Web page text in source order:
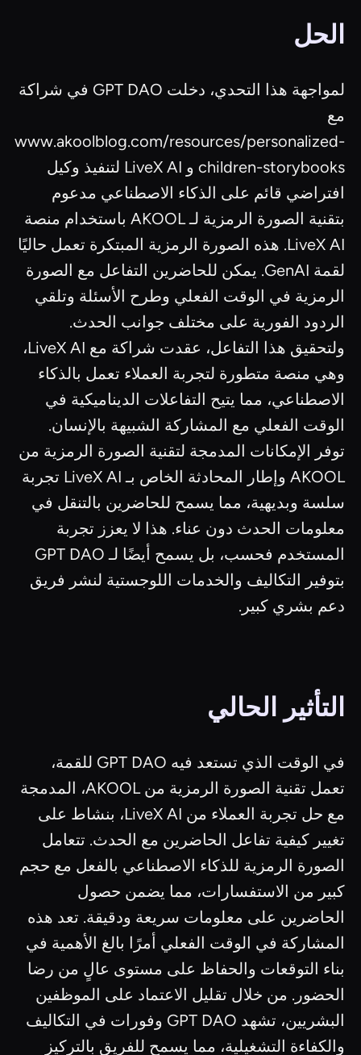
الحل
لمواجهة هذا التحدي، دخلت GPT DAO في شراكة
مع
www.akoolblog.com/resources/personalized-
children-storybooks و LiveX AI لتنفيذ وكيل
افتراضي قائم على الذكاء الاصطناعي مدعوم
بتقنية الصورة الرمزية لـ AKOOL باستخدام منصة
LiveX AI. هذه الصورة الرمزية المبتكرة تعمل حاليًا
لقمة GenAI. يمكن للحاضرين التفاعل مع الصورة
الرمزية في الوقت الفعلي وطرح الأسئلة وتلقي
الردود الفورية على مختلف جوانب الحدث.
ولتحقيق هذا التفاعل، عقدت شراكة مع LiveX AI،
وهي منصة متطورة لتجربة العملاء تعمل بالذكاء
الاصطناعي، مما يتيح التفاعلات الديناميكية في
الوقت الفعلي مع المشاركة الشبيهة بالإنسان.
توفر الإمكانات المدمجة لتقنية الصورة الرمزية من
AKOOL وإطار المحادثة الخاص بـ LiveX AI تجربة
سلسة وبديهية، مما يسمح للحاضرين بالتنقل في
معلومات الحدث دون عناء. هذا لا يعزز تجربة
المستخدم فحسب، بل يسمح أيضًا لـ GPT DAO
بتوفير التكاليف والخدمات اللوجستية لنشر فريق
دعم بشري كبير.
التأثير الحالي
في الوقت الذي تستعد فيه GPT DAO للقمة،
تعمل تقنية الصورة الرمزية من AKOOL، المدمجة
مع حل تجربة العملاء من LiveX AI، بنشاط على
تغيير كيفية تفاعل الحاضرين مع الحدث. تتعامل
الصورة الرمزية للذكاء الاصطناعي بالفعل مع حجم
كبير من الاستفسارات، مما يضمن حصول
الحاضرين على معلومات سريعة ودقيقة. تعد هذه
المشاركة في الوقت الفعلي أمرًا بالغ الأهمية في
بناء التوقعات والحفاظ على مستوى عالٍ من رضا
الحضور. من خلال تقليل الاعتماد على الموظفين
البشريين، تشهد GPT DAO وفورات في التكاليف
والكفاءة التشغيلية، مما يسمح للفريق بالتركيز